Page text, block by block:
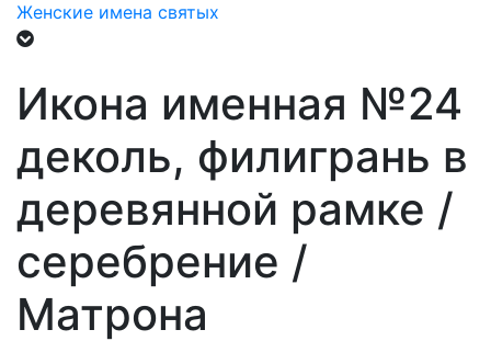
Женские имена святых
Икона именная №24
деколь, филигрань в
деревянной рамке /
серебрение /
Матрона